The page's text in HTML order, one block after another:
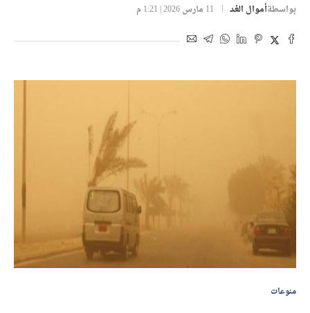
بواسطةأموال الغد 11 مارس 2026 | 1:21 م
منوعات